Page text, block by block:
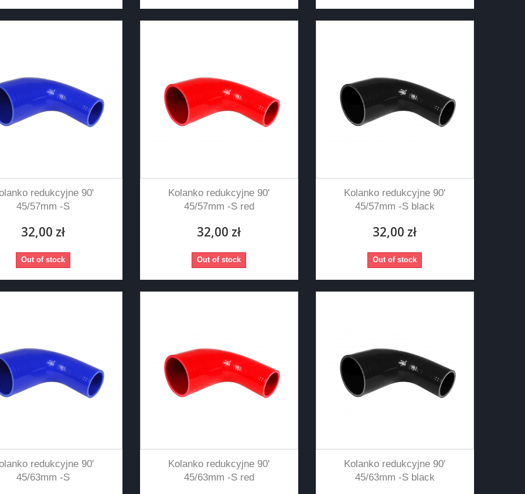
redukcyjne 90'
45/57mm -S
32,00 zł
Out of stock
Kolanko redukcyjne 90'
45/57mm -S red
32,00 zł
Out of stock
Kolanko redukcyjne 90'
45/57mm -S black
32,00 zł
Out of stock
redukcyjne 90'
45/63mm -S
Kolanko redukcyjne 90'
45/63mm -S red
Kolanko redukcyjne 90'
45/63mm -S black